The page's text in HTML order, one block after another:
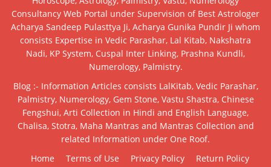
Consultancy Web Portal under Supervision of Best Astrologer
Acharya Sandeep Pulasttya Ji, Acharya Gunika Pundir Ji whom
consists Expertise in Vedic Parashar, Lal Kitab, Nakshatra
Nadi, KP System, Cuspal Inter Linking, Prashna Kundli,
Numerology, Palmistry.
Blog :- Information Articles consists LalKitab, Vedic Parashar,
Palmistry, Numerology, Gem Stone, Vastu Shastra, Chinese
Fengshui, Arti Collection in Hindi and English Language,
Chalisa, Stotra, Maha Mantras and Mantras Collection and
related Information under One Roof.
Home
Terms of Use Privacy Policy
Return Policy